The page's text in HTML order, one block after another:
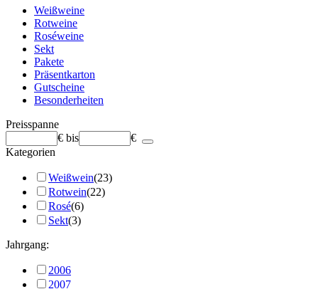
Weißweine
Rotweine
Roséweine
Sekt
Pakete
Präsentkarton
Gutscheine
Besonderheiten
Preisspanne
€ bis
€
Kategorien
Weißwein(23)
Rotwein(22)
Rosé(6)
Sekt(3)
Jahrgang:
2006
2007